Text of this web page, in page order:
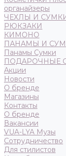
органайзеры
ЧЕХЛЫ И
РЮКЗАКИ
КИМОНО
ПАНАМЫ И
Панамы Сумки
ПОДАРОЧНЫЕ
Акции
Новости
О бренде
Магазины
Контакты
О бренде
Вакансии
VUA-LYA Музы
Сотрудничество
Для стилистов